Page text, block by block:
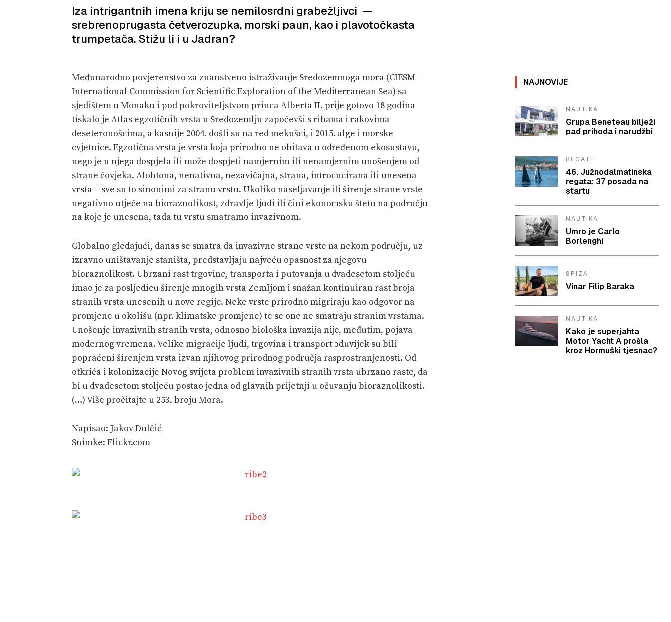
Iza intrigantnih imena kriju se nemilosrdni grabežljivci —
srebrenoprugasta četverozupka, morski paun, kao i plavotočkasta
trumpetača. Stižu li i u Jadran?
Međunarodno povjerenstvo za znanstveno istraživanje Sredozemnoga mora (CIESM —
International Commission for Scientific Exploration of the Mediterranean Sea) sa
sjedištem u Monaku i pod pokroviteljstvom princa Alberta II. prije gotovo 18 godina
tiskalo je Atlas egzotičnih vrsta u Sredozemlju započevši s ribama i rakovima
deseteronošcima, a kasnije 2004. došli su na red mekušci, i 2015. alge i morske
cvjetnice. Egzotična vrsta je vrsta koja prirodno ne obitava u određenom ekosustavu,
nego je u njega dospjela ili može dospjeti namjernim ili nenamjernim unošenjem od
strane čovjeka. Alohtona, nenativna, nezavičajna, strana, introducirana ili unesena
vrsta – sve su to sinonimi za stranu vrstu. Ukoliko naseljavanje ili širenje strane vrste
negativno utječe na bioraznolikost, zdravlje ljudi ili čini ekonomsku štetu na području
na koje je unesena, tada tu vrstu smatramo invazivnom.
Globalno gledajući, danas se smatra da invazivne strane vrste na nekom području, uz
izravno uništavanje staništa, predstavljaju najveću opasnost za njegovu
bioraznolikost. Ubrzani rast trgovine, transporta i putovanja u dvadesetom stoljeću
imao je za posljedicu širenje mnogih vrsta Zemljom i snažan kontinuiran rast broja
stranih vrsta unesenih u nove regije. Neke vrste prirodno migriraju kao odgovor na
promjene u okolišu (npr. klimatske promjene) te se one ne smatraju stranim vrstama.
Unošenje invazivnih stranih vrsta, odnosno biološka invazija nije, međutim, pojava
modernog vremena. Velike migracije ljudi, trgovina i transport oduvijek su bili
popraćeni širenjem vrsta izvan njihovog prirodnog područja rasprostranjenosti. Od
otkrića i kolonizacije Novog svijeta problem invazivnih stranih vrsta ubrzano raste, da
bi u dvadesetom stoljeću postao jedna od glavnih prijetnji u očuvanju bioraznolikosti.
(…) Više pročitajte u 253. broju Mora.
Napisao: Jakov Dulčić
Snimke: Flickr.com
NAJNOVIJE
NAUTIKA
Grupa Beneteau bilježi
pad prihoda i narudžbi
REGATE
46. Južnodalmatinska
regata: 37 posada na
startu
NAUTIKA
Umro je Carlo
Borlenghi
SPIZA
Vinar Filip Baraka
NAUTIKA
Kako je superjahta
Motor Yacht A prošla
kroz Hormuški tjesnac?